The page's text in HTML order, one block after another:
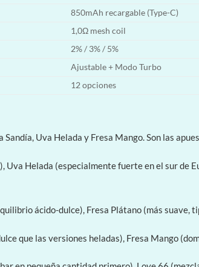
850mAh recargable (Type-C)
1,0Ω mesh coil
2% / 3% / 5%
Ajustable + Modo Turbo
12 opciones
Sandía, Uva Helada y Fresa Mango. Son las
Helada (especialmente fuerte en el sur de
ácido-dulce), Fresa Plátano (más
que las versiones heladas), Fresa Mango